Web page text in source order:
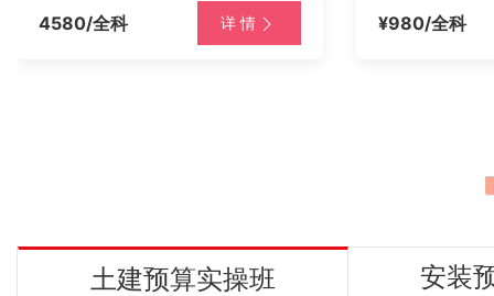
4580/全科 详 情 ¥980/全科
土建预算实操班 安装